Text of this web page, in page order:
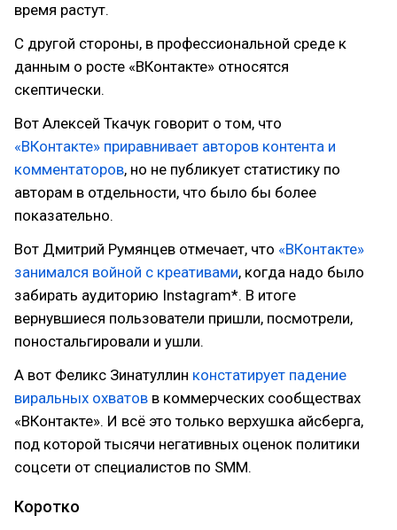
время растут.
С другой стороны, в профессиональной среде к
данным о росте «ВКонтакте» относятся
скептически.
Вот Алексей Ткачук говорит о том, что
«ВКонтакте» приравнивает авторов контента и
комментаторов, но не публикует статистику по
авторам в отдельности, что было бы более
показательно.
Вот Дмитрий Румянцев отмечает, что «ВКонтакте»
занимался войной с креативами, когда надо было
забирать аудиторию Instagram*. В итоге
вернувшиеся пользователи пришли, посмотрели,
поностальгировали и ушли.
А вот Феликс Зинатуллин констатирует падение
виральных охватов в коммерческих сообществах
«ВКонтакте». И всё это только верхушка айсберга,
под которой тысячи негативных оценок политики
соцсети от специалистов по SMM.
Коротко